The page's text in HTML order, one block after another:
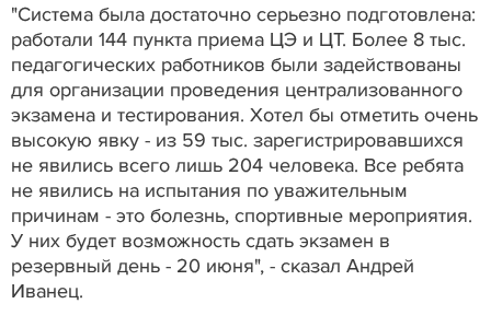
"Система была достаточно серьезно подготовлена:
работали 144 пункта приема ЦЭ и ЦТ. Более 8 тыс.
педагогических работников были задействованы
для организации проведения централизованного
экзамена и тестирования. Хотел бы отметить очень
высокую явку - из 59 тыс. зарегистрировавшихся
не явились всего лишь 204 человека. Все ребята
не явились на испытания по уважительным
причинам - это болезнь, спортивные мероприятия.
У них будет возможность сдать экзамен в
резервный день - 20 июня", - сказал Андрей
Иванец.